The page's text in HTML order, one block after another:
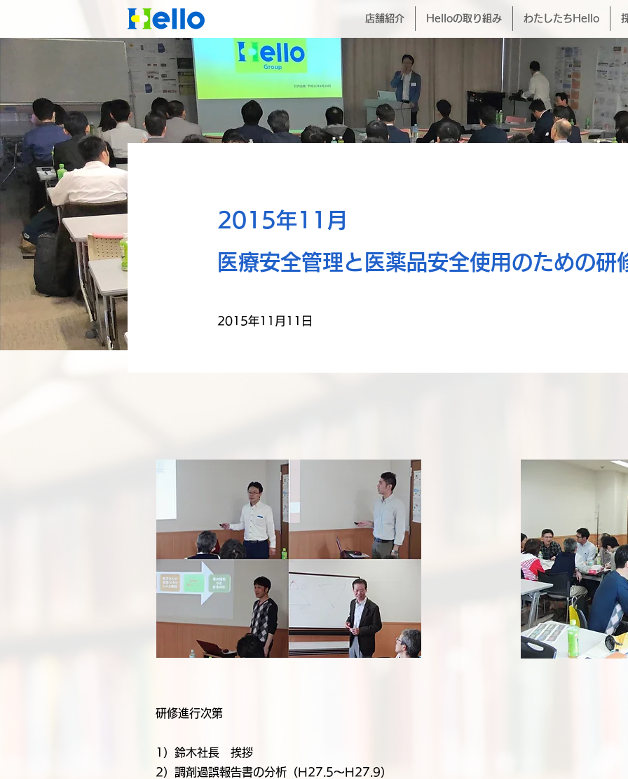
店舗紹介 Helloの取り組み わたしたちHello
2015年11月
医療安全管理と医薬品安全使用のための研
2015年11月11日
研修進行次第
1）鈴木社長 挨拶
2）調剤過誤報告書の分析（H27.5～H27.9）